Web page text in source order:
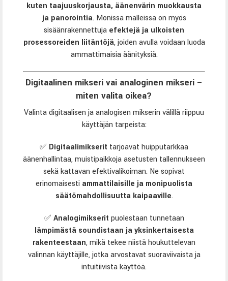
kuten taajuuskorjausta, äänenvärin muokkausta
ja panorointia. Monissa malleissa on myös
sisäänrakennettuja efektejä ja ulkoisten
prosessoreiden liitäntöjä, joiden avulla voidaan luoda
ammattimaisia äänityksiä.
Digitaalinen mikseri vai analoginen mikseri –
miten valita oikea?
Valinta digitaalisen ja analogisen mikserin välillä riippuu
käyttäjän tarpeista:
✅ Digitaalimikserit tarjoavat huipputarkkaa
äänenhallintaa, muistipaikkoja asetusten tallennukseen
sekä kattavan efektivalikoiman. Ne sopivat
erinomaisesti ammattilaisille ja monipuolista
säätömahdollisuutta kaipaaville.
✅ Analogimikserit puolestaan tunnetaan
lämpimästä soundistaan ja yksinkertaisesta
rakenteestaan, mikä tekee niistä houkuttelevan
valinnan käyttäjille, jotka arvostavat suoraviivaista ja
intuitiivista käyttöä.